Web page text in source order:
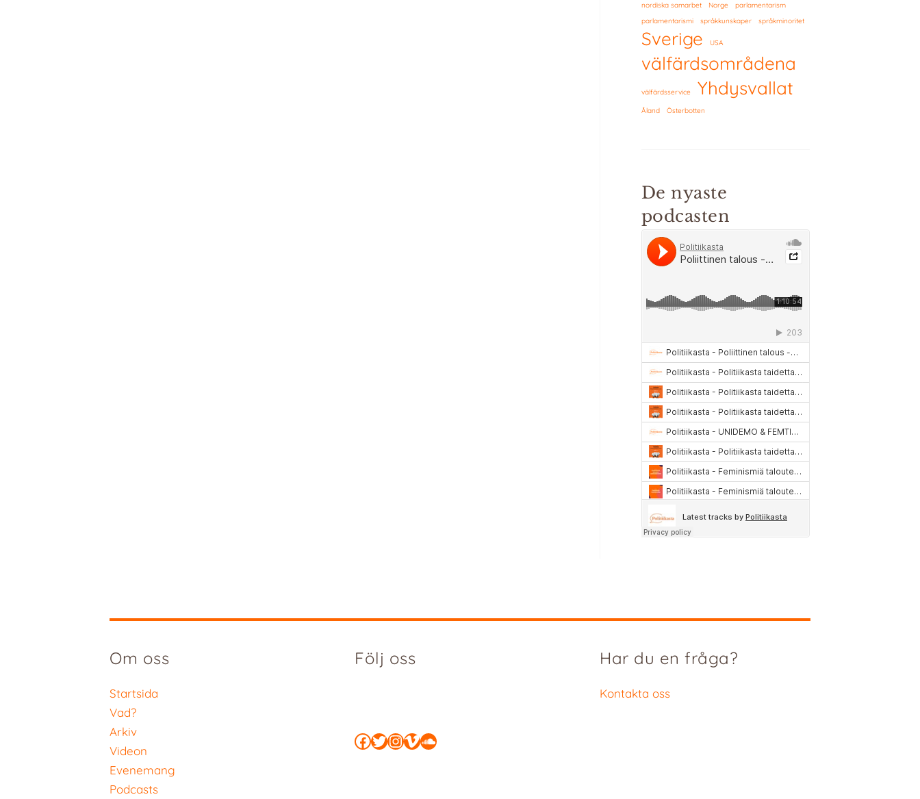
nordiska samarbet
Norge
parlamentarism
parlamentarismi
språkkunskaper språkminoritet
Sverige USA
välfärdsområdena
välfärdsservice Yhdysvallat
Åland Österbotten
De nyaste
podcasten
Om oss
Startsida
Vad?
Arkiv
Videon
Evenemang
Podcasts
Följ oss
Facebook
Twitter
Instagram
Vimeo
SoundCloud
Har du en fråga?
Kontakta oss